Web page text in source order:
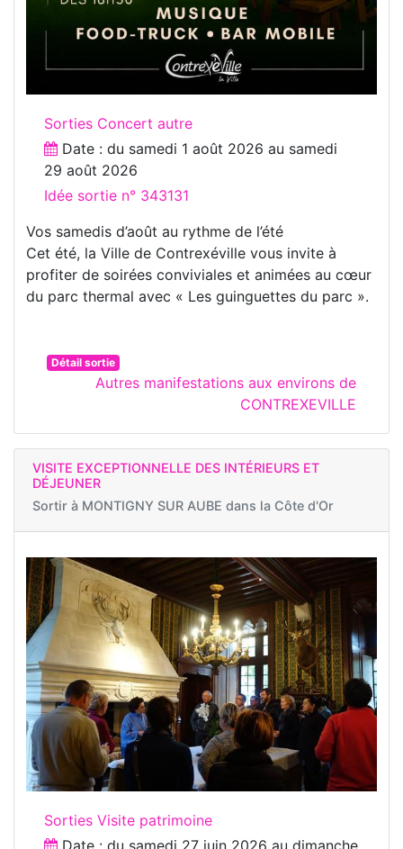
Sorties Concert autre
Date : du samedi 1 août 2026 au samedi
29 août 2026
Idée sortie n° 343131
Vos samedis d’août au rythme de l’été
Cet été, la Ville de Contrexéville vous invite à
profiter de soirées conviviales et animées au cœur
du parc thermal avec « Les guinguettes du parc ».
Détail sortie
Autres manifestations aux environs de
CONTREXEVILLE
VISITE EXCEPTIONNELLE DES INTÉRIEURS ET
DÉJEUNER
Sortir à MONTIGNY SUR AUBE dans la Côte d'Or
Sorties Visite patrimoine
Date : du samedi 27 juin 2026 au dimanche